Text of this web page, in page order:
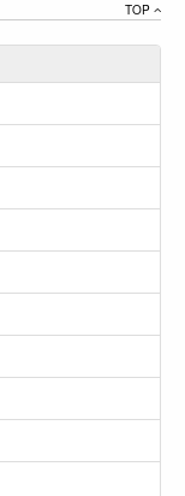
TOP